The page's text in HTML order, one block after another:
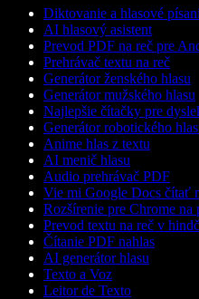
Diktovanie a hlasové
AI hlasový asistent
Prevod PDF na reč pre
Prehrávač textu na reč
Generátor ženského hlasu
Generátor mužského hlasu
Najlepšie čítačky pre
Generátor robotického
Anime hlas z textu
AI menič hlasu
Audio prehrávač PDF
Vie mi Google Docs čítať
Rozšírenie pre Chrome na
Prevod textu na reč v
Čítanie PDF nahlas
AI generátor hlasu
Texto a Voz
Leitor de Texto